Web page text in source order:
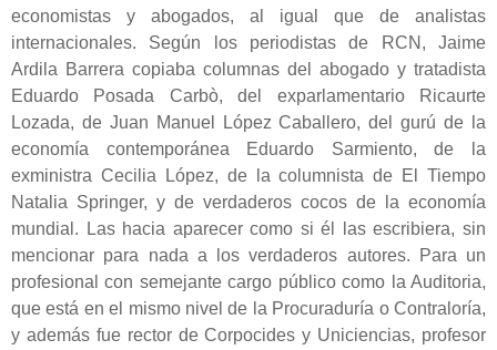
economistas y abogados, al igual que de analistas
internacionales. Según los periodistas de RCN, Jaime
Ardila Barrera copiaba columnas del abogado y tratadista
Eduardo Posada Carbò, del exparlamentario Ricaurte
Lozada, de Juan Manuel López Caballero, del gurú de la
economía contemporánea Eduardo Sarmiento, de la
exministra Cecilia López, de la columnista de El Tiempo
Natalia Springer, y de verdaderos cocos de la economía
mundial. Las hacia aparecer como si él las escribiera, sin
mencionar para nada a los verdaderos autores. Para un
profesional con semejante cargo público como la Auditoria,
que está en el mismo nivel de la Procuraduría o Contraloría,
y además fue rector de Corpocides y Uniciencias, profesor